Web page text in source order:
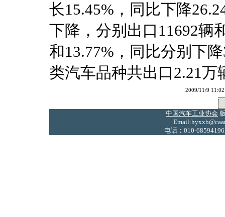
长15.45%，同比下降
下降，分别出口11692辆
和13.77%，同比分别下
类汽车品种共出口2.21万
2009/11/9
中国汽车工业协会
电话：010-